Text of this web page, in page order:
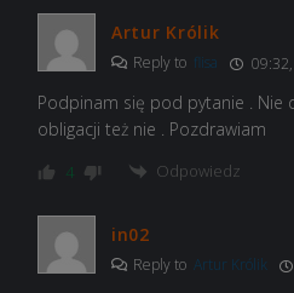
Artur Królik
Reply to flisa
Podpinam się pod pytanie . Nie
obligacji też nie . Pozdrawiam
4 Odpowiedz
in02
Reply to Artur Królik